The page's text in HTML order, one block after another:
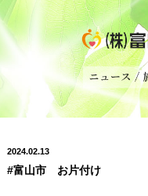
2024.02.13
#富山市 お片付け